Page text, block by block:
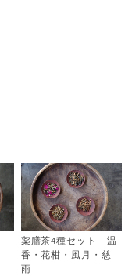
薬膳茶4種セット 温
香・花柑・風月・慈
雨